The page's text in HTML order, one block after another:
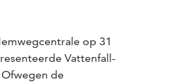
op 31
Vattenfall-
de